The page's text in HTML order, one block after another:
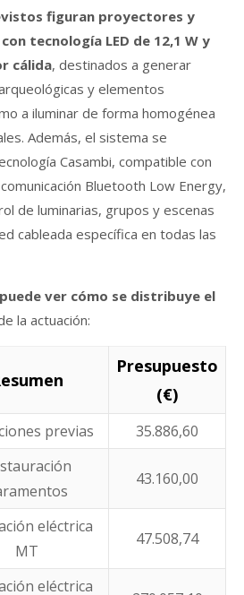
figuran proyectores y
tecnología LED de 12,1 W y
cálida, destinados a generar
y elementos
a iluminar de forma homogénea
Además, el sistema se
Casambi, compatible con
Bluetooth Low Energy,
de luminarias, grupos y escenas
cableada específica en todas las
ver cómo se distribuye el
la actuación:
Presupuesto
(€)
previas 35.886,60
43.160,00
eléctrica
MT
47.508,74
eléctrica